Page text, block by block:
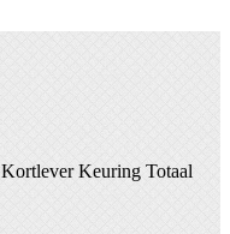
Kortlever Keuring Totaal